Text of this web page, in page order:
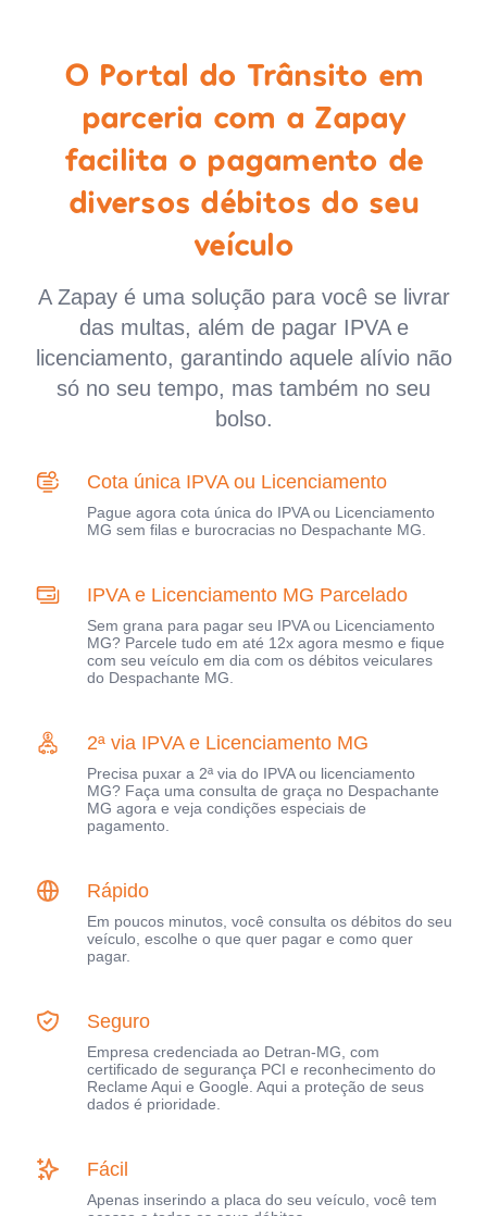
O Portal do Trânsito em
parceria com a Zapay
facilita o pagamento de
diversos débitos do seu
veículo
A Zapay é uma solução para você se livrar
das multas, além de pagar IPVA e
licenciamento, garantindo aquele alívio não
só no seu tempo, mas também no seu
bolso.
Cota única IPVA ou Licenciamento
Pague agora cota única do IPVA ou Licenciamento
MG sem filas e burocracias no Despachante MG.
IPVA e Licenciamento MG Parcelado
Sem grana para pagar seu IPVA ou Licenciamento
MG? Parcele tudo em até 12x agora mesmo e fique
com seu veículo em dia com os débitos veiculares
do Despachante MG.
2ª via IPVA e Licenciamento MG
Precisa puxar a 2ª via do IPVA ou licenciamento
MG? Faça uma consulta de graça no Despachante
MG agora e veja condições especiais de
pagamento.
Rápido
Em poucos minutos, você consulta os débitos do seu
veículo, escolhe o que quer pagar e como quer
pagar.
Seguro
Empresa credenciada ao Detran-MG, com
certificado de segurança PCI e reconhecimento do
Reclame Aqui e Google. Aqui a proteção de seus
dados é prioridade.
Fácil
Apenas inserindo a placa do seu veículo, você tem